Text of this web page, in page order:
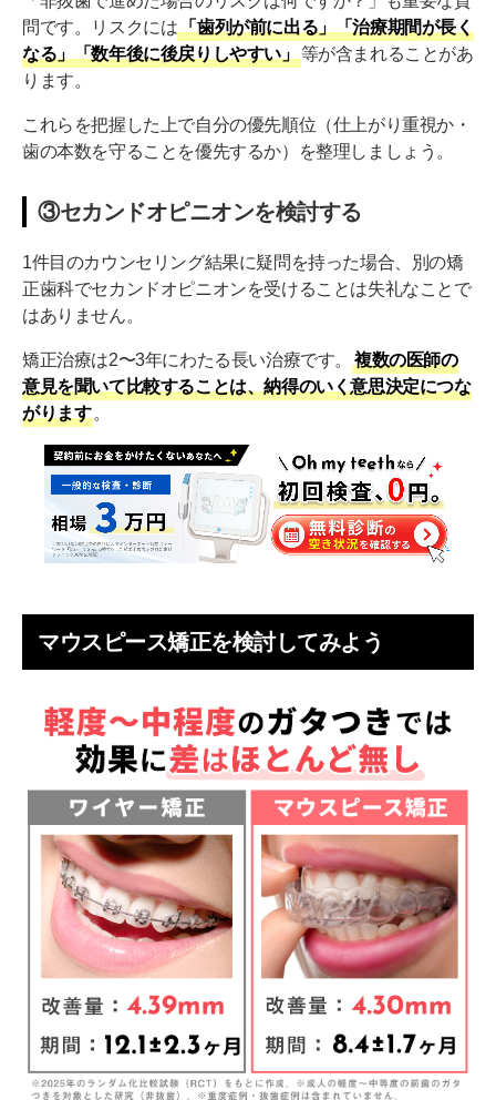
問です。リスクには
「歯列が前に出る」「治療期間が長く
なる」「数年後に後戻りしやすい」 等が含まれることがあ
ります。
これらを把握した上で自分の優先順位（仕上がり重視か・
歯の本数を守ることを優先するか）を整理しましょう。
③セカンドオピニオンを検討する
1件目のカウンセリング結果に疑問を持った場合、別の矯
正歯科でセカンドオピニオンを受けることは失礼なことで
はありません。
矯正治療は2〜3年にわたる長い治療です。
複数の医師の
意見を聞いて比較することは、納得のいく意思決定につな
がります 。
マウスピース矯正を検討してみよう